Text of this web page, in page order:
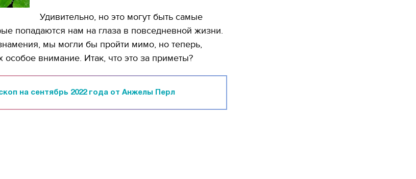
Удивительно, но это могут быть самые
попадаются нам на глаза в повседневной жизни.
мы могли бы пройти мимо, но теперь,
особое внимание. Итак, что это за приметы?
на сентябрь 2022 года от Анжелы Перл